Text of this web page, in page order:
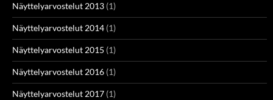
Näyttelyarvostelut 2013 (1)
Näyttelyarvostelut 2014 (1)
Näyttelyarvostelut 2015 (1)
Näyttelyarvostelut 2016 (1)
Näyttelyarvostelut 2017 (1)